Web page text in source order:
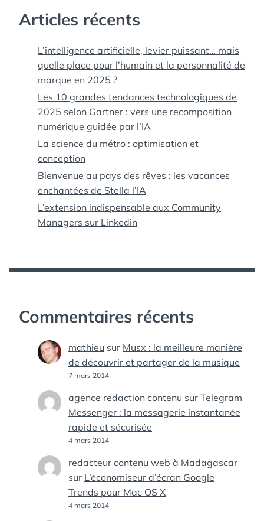
Articles récents
L’intelligence artificielle, levier puissant… mais
quelle place pour l’humain et la personnalité de
marque en 2025 ?
Les 10 grandes tendances technologiques de
2025 selon Gartner : vers une recomposition
numérique guidée par l’IA
La science du métro : optimisation et
conception
Bienvenue au pays des rêves : les vacances
enchantées de Stella l’IA
L’extension indispensable aux Community
Managers sur Linkedin
Commentaires récents
mathieu sur Musx : la meilleure manière
de découvrir et partager de la musique
7 mars 2014
agence redaction contenu sur Telegram
Messenger : la messagerie instantanée
rapide et sécurisée
4 mars 2014
redacteur contenu web à Madagascar
sur L’économiseur d’écran Google
Trends pour Mac OS X
4 mars 2014